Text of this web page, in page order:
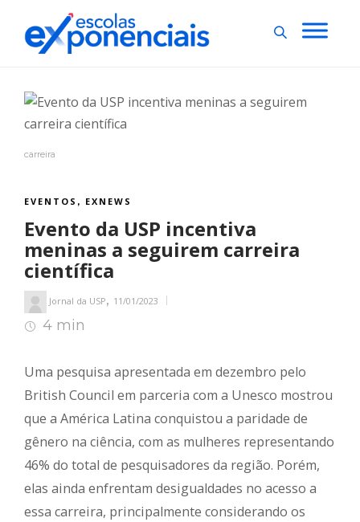
carreira
EVENTOS , EXNEWS
Evento da USP incentiva
meninas a seguirem carreira
científica
Jornal da USP, 11/01/2023
4 min
Uma pesquisa apresentada em dezembro pelo
British Council em parceria com a Unesco mostrou
que a América Latina conquistou a paridade de
gênero na ciência, com as mulheres representando
46% do total de pesquisadores da região. Porém,
elas ainda enfrentam desigualdades no acesso a
essa carreira, principalmente considerando os